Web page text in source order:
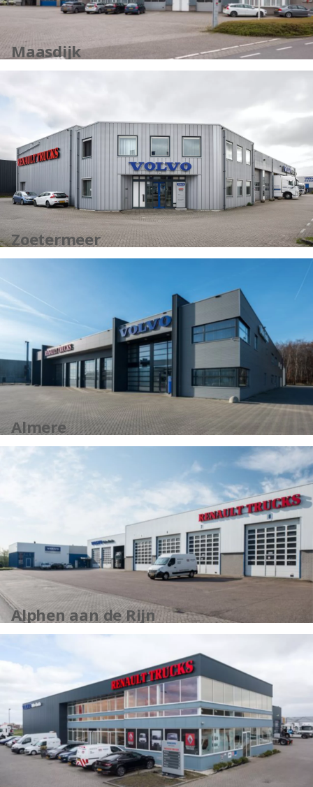
Maasdijk
Zoetermeer
Almere
Alphen aan de Rijn